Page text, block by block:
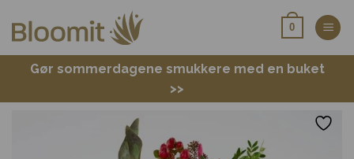
0
Gør sommerdagene smukkere med en buket
>>